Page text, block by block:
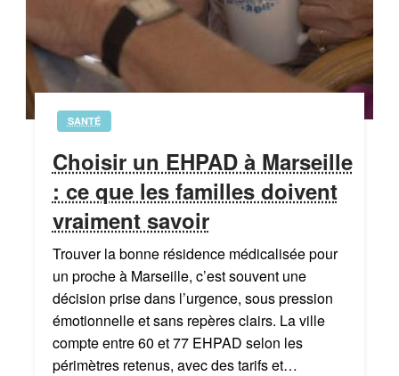
SANTÉ
Choisir un EHPAD à Marseille
: ce que les familles doivent
vraiment savoir
Trouver la bonne résidence médicalisée pour
un proche à Marseille, c’est souvent une
décision prise dans l’urgence, sous pression
émotionnelle et sans repères clairs. La ville
compte entre 60 et 77 EHPAD selon les
périmètres retenus, avec des tarifs et…